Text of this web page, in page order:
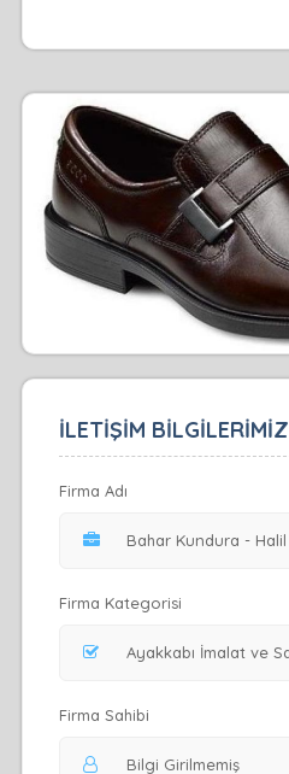
İLETİŞİM BİLGİLERİMİZ
Firma Adı
Firma Kategorisi
Firma Sahibi